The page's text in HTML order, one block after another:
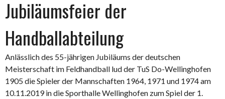
Jubiläumsfeier der
Handballabteilung
Anlässlich des 55-jährigen Jubiläums der deutschen
Meisterschaft im Feldhandball lud der TuS Do-Wellinghofen
1905 die Spieler der Mannschaften 1964, 1971 und 1974 am
10.11.2019 in die Sporthalle Wellinghofen zum Spiel der 1.